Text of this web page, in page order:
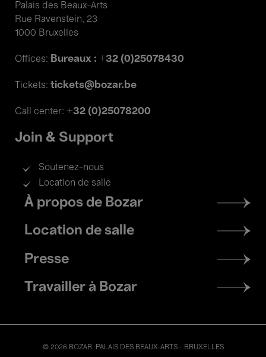
Palais des Beaux-Arts
Rue Ravenstein, 23
1000 Bruxelles
Offices: Bureaux : +32 (0)25078430
Tickets: tickets@bozar.be
Call center: +32 (0)25078200
Join & Support
Soutenez-nous
Location de salle
Footer
menu
À propos de Bozar
Location de salle
Presse
Travailler à Bozar
© 2026 BOZAR. PALAIS DES BEAUX-ARTS - BRUXELLES